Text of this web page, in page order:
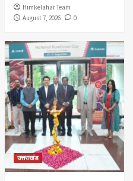
Himkelahar Team
August 7, 2026
0
उत्तराखंड